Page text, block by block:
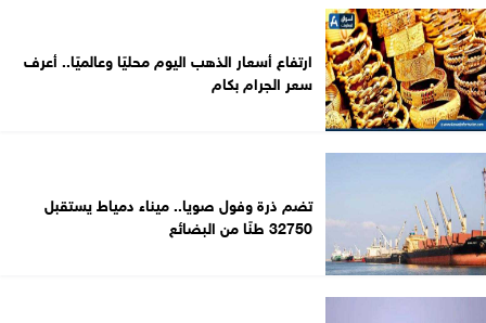
ارتفاع أسعار الذهب اليوم محليًا وعالميًا.. أعرف
سعر الجرام بكام
تضم ذرة وفول صويا.. ميناء دمياط يستقبل
32750 طنًا من البضائع